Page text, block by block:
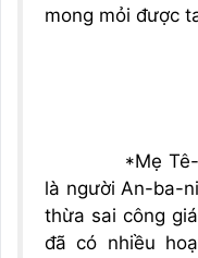
mong mỏi được
*Mẹ Tê-rê-
là người An-ba-
thừa sai công
đã có nhiều